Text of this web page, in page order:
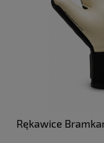
Rękawice